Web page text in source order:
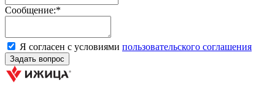
Сообщение:*
Я согласен с условиями пользовательского соглашения